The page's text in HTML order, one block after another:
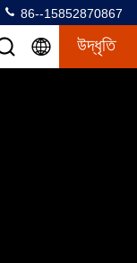
86--15852870867
উদ্ধৃতি